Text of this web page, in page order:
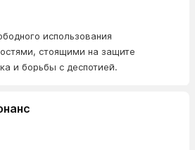
использования
стоящими на защите
и борьбы с деспотией.